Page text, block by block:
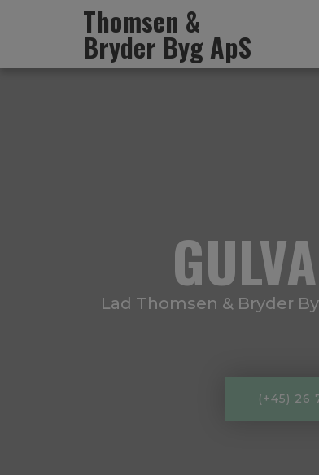
Thomsen &
Bryder Byg ApS
Lad Thomsen & Bryder
(+45) 26